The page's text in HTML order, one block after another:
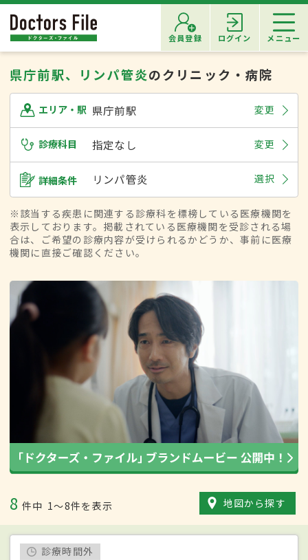
会員登録 ログイン メニュー
県庁前駅、リンパ管炎のクリニック・病院
エリア・駅 県庁前駅 変更
診療科目 指定なし 変更
詳細条件 リンパ管炎 選択
※該当する疾患に関連する診療科を標榜している医療機関を
表示しております。掲載されている医療機関を受診される場
合は、ご希望の診療内容が受けられるかどうか、事前に医療
機関に直接ご確認ください。
8 件中 1〜8件を表示 地図から探す
診療時間外